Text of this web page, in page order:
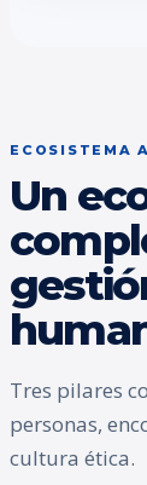
ECOSISTEMA
Un
Tres pilares
personas,
cultura ética.